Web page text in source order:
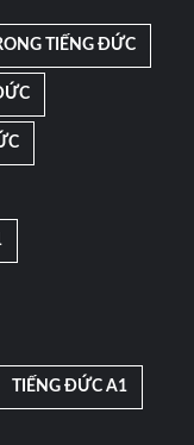
TIẾNG ĐỨC
TIẾNG ĐỨC A1